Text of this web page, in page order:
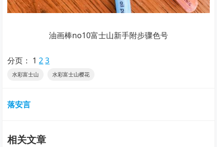
油画棒no10富士山新手附步骤色号
分页： 1 2 3
水彩富士山 水彩富士山樱花
落安言
相关文章